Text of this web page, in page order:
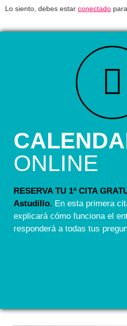
Lo siento, debes estar conectado
ONLINE
RESERVA TU 1ª CITA
Astudillo. En esta primera
explicará cómo funciona el
responderá a todas tus